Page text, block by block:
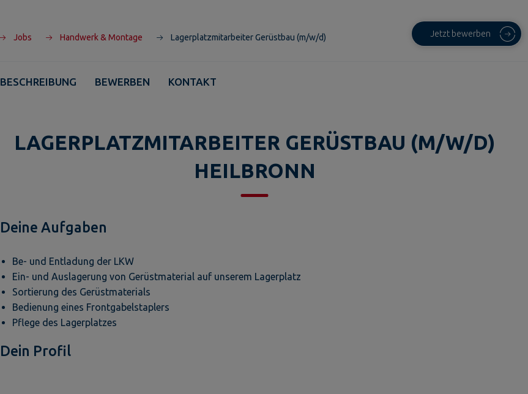
Jetzt bewerben
Jobs Handwerk & Montage Lagerplatzmitarbeiter Gerüstbau (m/w/d)
BESCHREIBUNG BEWERBEN KONTAKT
LAGERPLATZMITARBEITER GERÜSTBAU (M/W/D)
HEILBRONN
Deine Aufgaben
Be- und Entladung der LKW
Ein- und Auslagerung von Gerüstmaterial auf unserem Lagerplatz
Sortierung des Gerüstmaterials
Bedienung eines Frontgabelstaplers
Pflege des Lagerplatzes
Dein Profil